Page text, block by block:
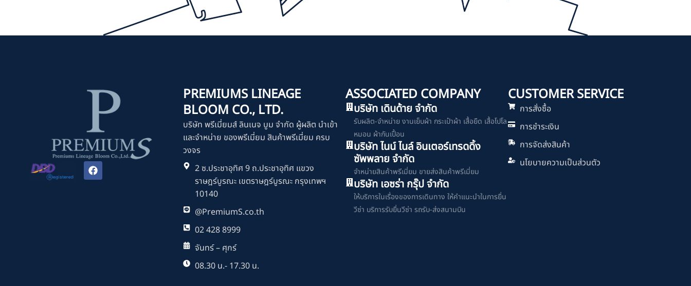
F
a
c
PREMIUMS LINEAGE
BLOOM CO., LTD.
บริษัท พรีเมี่ยมส์ ลินเนจ บูม จำกัด ผู้ผลิต นำเข้า
และจำหน่าย ของพรีเมี่ยม สินค้าพรีเมี่ยม ครบ
วงจร
2 ซ.ประชาอุทิศ 9 ถ.ประชาอุทิศ แขวง
ราษฎร์บูรณะ เขตราษฎร์บูรณะ กรุงเทพฯ
10140
@PremiumS.co.th
02 428 8999
จันทร์ – ศุกร์
08.30 น.- 17.30 น.
ASSOCIATED COMPANY
บริษัท เดินด้าย จำกัด
รับผลิต-จำหน่าย งานเย็บผ้า กระเป๋าผ้า เสื้อยืด เสื้อโปโล
หมอน ผ้ากันเปื้อน
บริษัท ไนน์ ไนล์ อินเตอร์เทรดดิ้ง
ซัพพลาย จำกัด
จำหน่ายสินค้าพรีเมี่ยม ขายส่งสินค้าพรีเมี่ยม
บริษัท เอซร่า กรุ๊ป จำกัด
ให้บริการในเรื่องของการเดินทาง ให้คำแนะนำในการยื่น
วีซ่า บริการรับยื่นวีซ่า รถรับ-ส่งสนามบิน
CUSTOMER SERVICE
การสั่งซื้อ
การชำระเงิน
การจัดส่งสินค้า
นโยบายความเป็นส่วนตัว